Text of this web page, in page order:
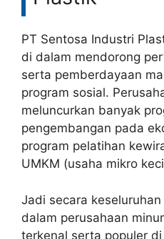
PT Sentosa Industri
di dalam mendorong
serta pemberdayaan
program sosial.
meluncurkan banyak
pengembangan pada
program pelatihan
UMKM (usaha mikro
Jadi secara
dalam perusahaan
terkenal serta populer